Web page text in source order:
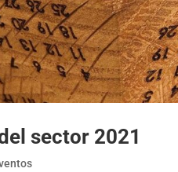
sector 2021